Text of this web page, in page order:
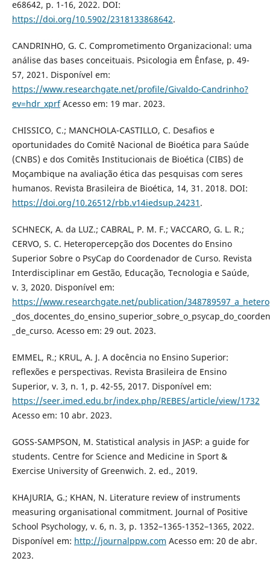
e68642, p. 1-16, 2022. DOI:
https://doi.org/10.5902/2318133868642.
CANDRINHO, G. C. Comprometimento Organizacional: uma
análise das bases conceituais. Psicologia em Ênfase, p. 49-
57, 2021. Disponível em:
https://www.researchgate.net/profile/Givaldo-Candrinho?
ev=hdr_xprfAcesso em: 19 mar. 2023.
CHISSICO, C.; MANCHOLA-CASTILLO, C. Desafios e
oportunidades do Comitê Nacional de Bioética para Saúde
(CNBS) e dos Comitês Institucionais de Bioética (CIBS) de
Moçambique na avaliação ética das pesquisas com seres
humanos. Revista Brasileira de Bioética, 14, 31. 2018. DOI:
https://doi.org/10.26512/rbb.v14iedsup.24231 .
SCHNECK, A. da LUZ.; CABRAL, P. M. F.; VACCARO, G. L. R.;
CERVO, S. C. Heteropercepção dos Docentes do Ensino
Superior Sobre o PsyCap do Coordenador de Curso. Revista
Interdisciplinar em Gestão, Educação, Tecnologia e Saúde,
v. 3, 2020. Disponível em:
https://www.researchgate.net/publication/
_de_curso. Acesso em: 29 out. 2023.
EMMEL, R.; KRUL, A. J. A docência no Ensino Superior:
reflexões e perspectivas. Revista Brasileira de Ensino
Superior, v. 3, n. 1, p. 42-55, 2017. Disponível em:
https://seer.imed.edu.br/index.php/REBES/article/view/1732
Acesso em: 10 abr. 2023.
GOSS-SAMPSON, M. Statistical analysis in JASP: a guide for
students. Centre for Science and Medicine in Sport &
Exercise University of Greenwich. 2. ed., 2019.
KHAJURIA, G.; KHAN, N. Literature review of instruments
measuring organisational commitment. Journal of Positive
School Psychology, v. 6, n. 3, p. 1352–1365-1352–1365, 2022.
Disponível em: http://journalppw.com Acesso em: 20 de abr.
2023.